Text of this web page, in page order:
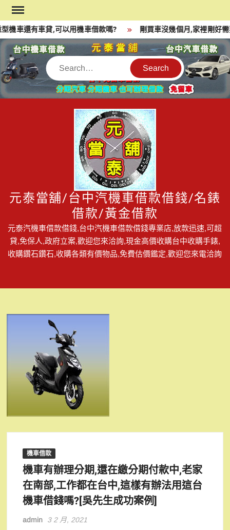
Skip
to
content
機車還有車貸,可以用機車借款嗎? 剛買車沒幾個月,家裡剛好
Search
元泰當舖/台中汽機車借款借錢/名錶
借款/黃金借款
元泰汽機車借款借錢,台中汽機車借款借錢專業店,放款迅速,可超
貸,免保人,政府立案,歡迎您來洽詢,現金高價收購台中收購手錶,
收購鑽石鑽石,收購各類有價物品,免費估價鑑定,歡迎您來電洽詢
機車借款
機車有辦理分期,還在繳分期付款中,老家
在南部,工作都在台中,這樣有辦法用這台
機車借錢嗎?[吳先生成功案例]
admin 3 2 月, 2021